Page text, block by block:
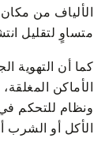
الألياف من
متساوٍ لتقليل
كما أن التهوية
الأماكن
ونظام للتحكم
الأكل أو الشرب